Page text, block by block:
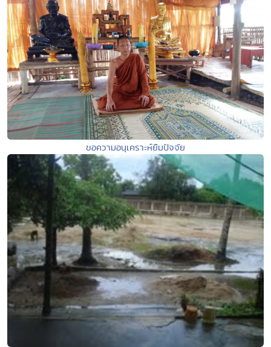
ขอความอนุเคราะห์ยืมปัจจัย